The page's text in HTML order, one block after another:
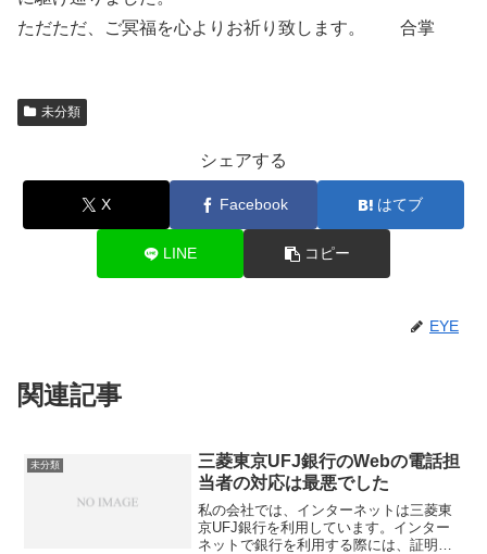
ただただ、ご冥福を心よりお祈り致します。 合掌
未分類
シェアする
X Facebook はてブ
LINE コピー
EYE
関連記事
未分類
三菱東京UFJ銀行のWebの電話担
当者の対応は最悪でした
私の会社では、インターネットは三菱東
京UFJ銀行を利用しています。インター
ネットで銀行を利用する際には、証明書